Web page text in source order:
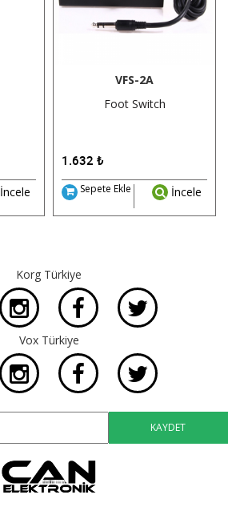
İncele
VFS-2A
Foot Switch
1.632 ₺
Sepete Ekle İncele
Korg Türkiye
Vox Türkiye